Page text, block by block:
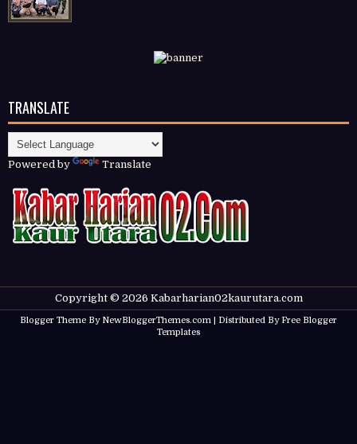
TRANSLATE
Powered by Translate
Copyright © 2026 Kabarharian02kaurutara.com
Blogger Theme By NewBloggerThemes.com | Distributed ByFree Blogger
Templates